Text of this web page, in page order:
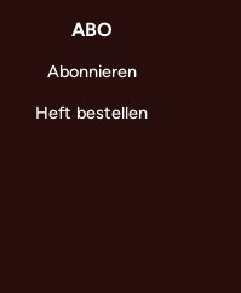
ABO
Abonnieren
Heft bestellen